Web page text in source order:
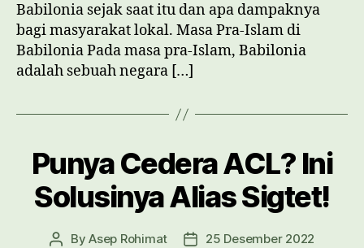
Babilonia sejak saat itu dan apa dampaknya
bagi masyarakat lokal. Masa Pra-Islam di
Babilonia Pada masa pra-Islam, Babilonia
adalah sebuah negara […]
Punya Cedera ACL? Ini
Solusinya Alias Sigtet!
PostByAsep Rohimat
Post25 Desember 2022